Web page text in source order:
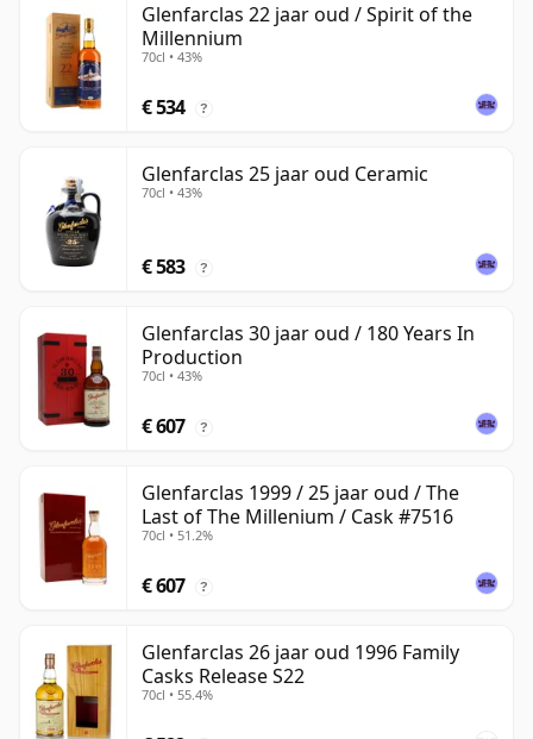
Glenfarclas 22 jaar oud / Spirit of the
Millennium
70cl • 43%
€ 534 ?
Glenfarclas 25 jaar oud Ceramic
70cl • 43%
€ 583 ?
Glenfarclas 30 jaar oud / 180 Years In
Production
70cl • 43%
€ 607 ?
Glenfarclas 1999 / 25 jaar oud / The
Last of The Millenium / Cask #7516
70cl • 51.2%
€ 607 ?
Glenfarclas 26 jaar oud 1996 Family
Casks Release S22
70cl • 55.4%